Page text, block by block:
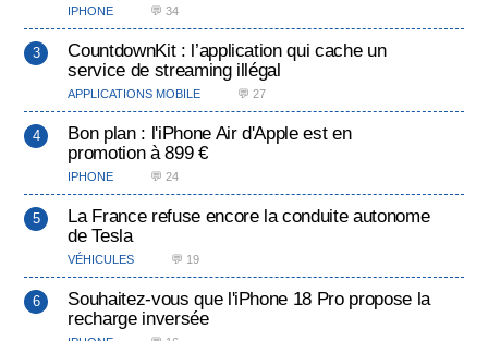
IPHONE 💬 34
CountdownKit : l’application qui cache un
service de streaming illégal
APPLICATIONS MOBILE 💬 27
Bon plan : l'iPhone Air d'Apple est en
promotion à 899 €
IPHONE 💬 24
La France refuse encore la conduite autonome
de Tesla
VÉHICULES 💬 19
Souhaitez-vous que l'iPhone 18 Pro propose la
recharge inversée